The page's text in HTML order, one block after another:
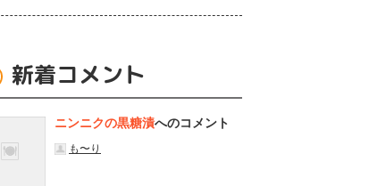
新着コメント
ニンニクの黒糖漬へのコメント
も〜り